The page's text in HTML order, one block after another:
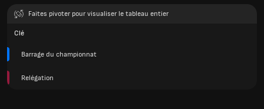
Faites pivoter pour visualiser le tableau entier
Clé
Barrage du championnat
Relégation